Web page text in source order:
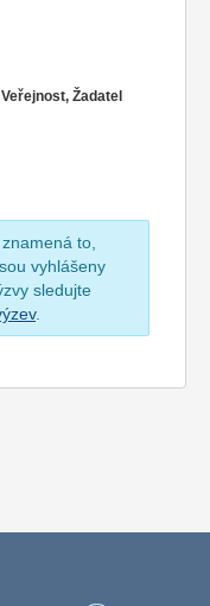
Veřejnost, Žadatel
to,
vyhlášeny
sledujte
.